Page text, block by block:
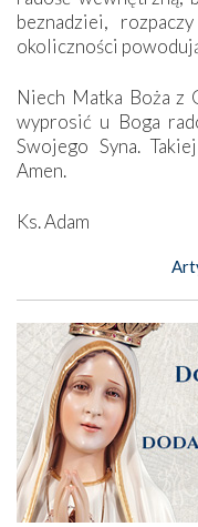
beznadziei,
okoliczności
Niech Matka Boża z
wyprosić u Boga
Swojego Syna.
Amen.
Ks. Adam